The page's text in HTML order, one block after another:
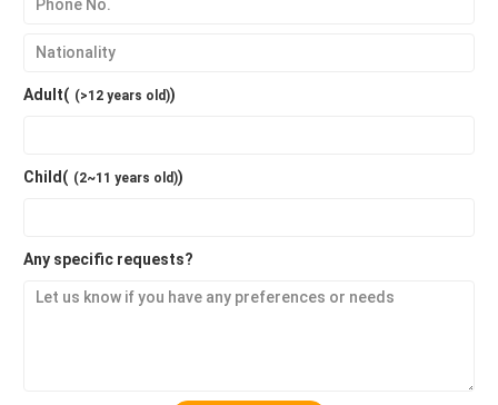
Adult( (>12 years old))
Child( (2~11 years old))
Any specific requests?